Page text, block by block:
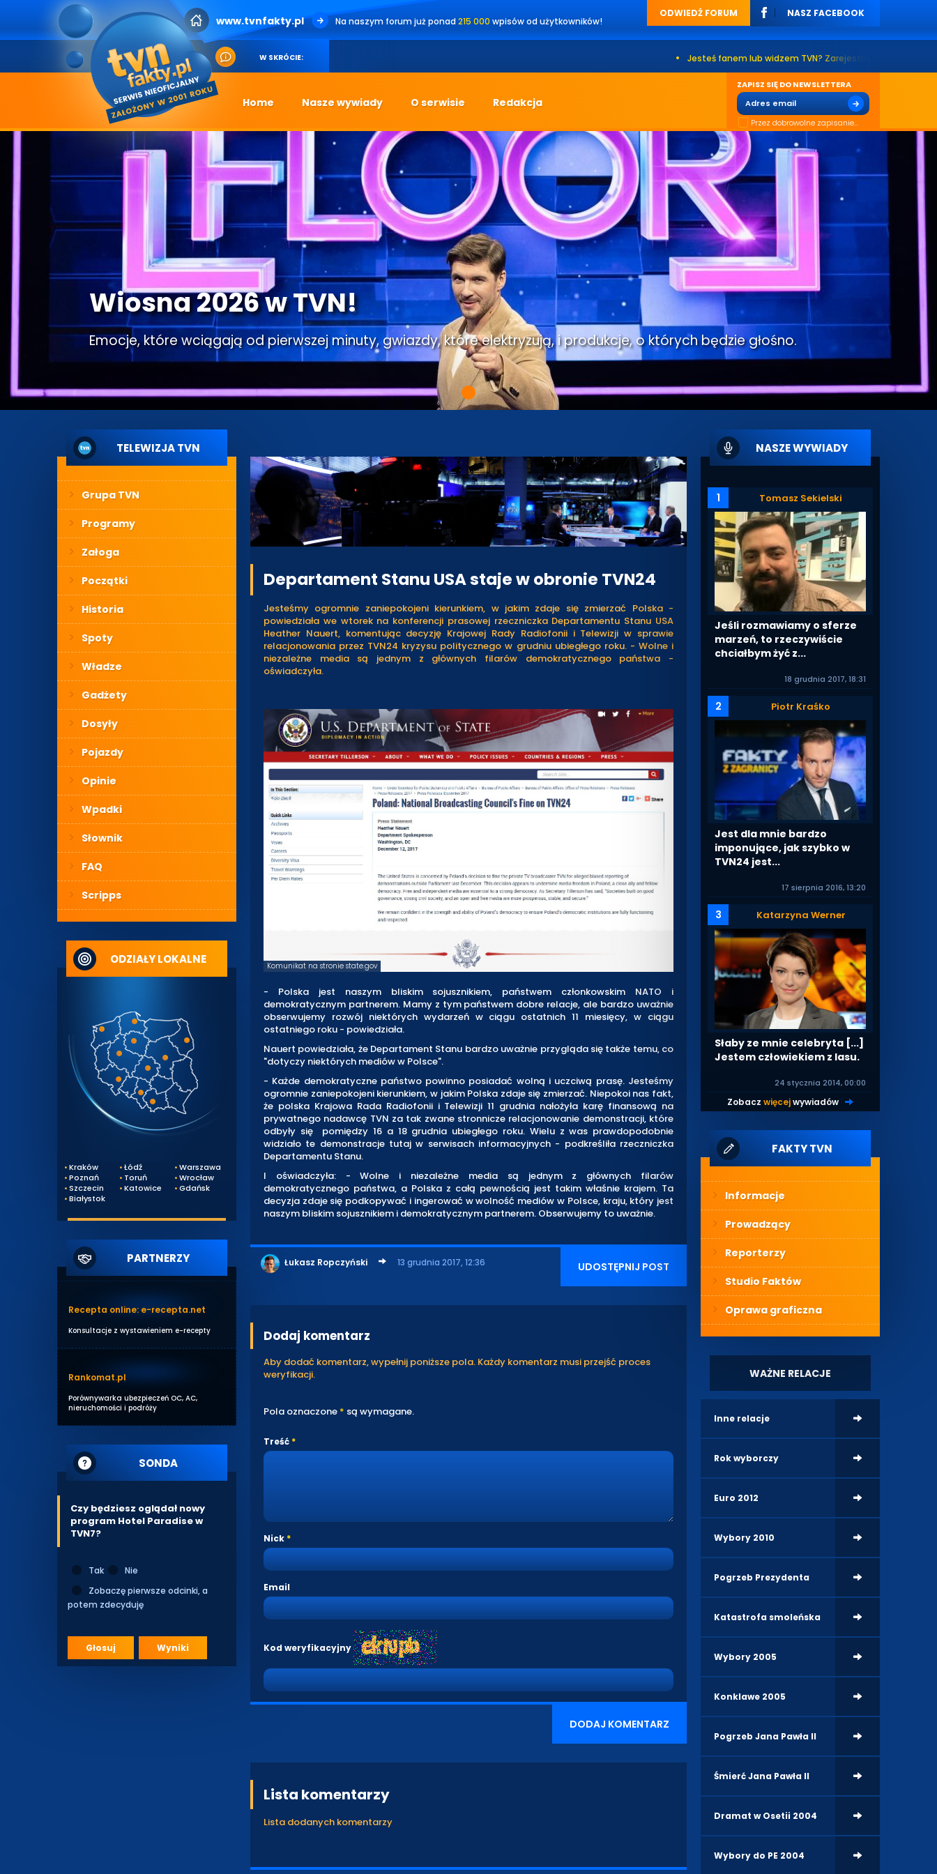
www.tvnfakty.pl Na naszym forum już ponad 215 000 wpisów od użytkowników!
ODWIEDŹ FORUM NASZ FACEBOOK
W SKRÓCIE: Jesteś fanem lub widzem TVN? Zarejestruj się na naszym forum.
Home Nasze wywiady O serwisie Redakcja
ZAPISZ SIĘ DO NEWSLETTERA
Przez dobrowolne zapisanie...
Wiosna 2026 w TVN!
Emocje, które wciągają od pierwszej minuty, gwiazdy, które elektryzują, i produkcje, o których będzie głośno.
TELEWIZJA TVN
Grupa TVN
Programy
Załoga
Początki
Historia
Spoty
Władze
Gadżety
Dosyły
Pojazdy
Opinie
Wpadki
Słownik
FAQ
Scripps
ODZIAŁY LOKALNE
Kraków Łódź
Warszawa
Poznań
Toruń
Wrocław
Szczecin
Katowice
Gdańsk
Białystok
PARTNERZY
Recepta online: e-recepta.net
Konsultacje z wystawieniem e-recepty
Rankomat.pl
Porównywarka ubezpieczeń OC, AC,
nieruchomości i podróży
SONDA
Czy będziesz oglądał nowy
program Hotel Paradise w
TVN7?
Tak
Nie
Zobaczę pierwsze odcinki, a
potem zdecyduję
Głosuj Wyniki
Departament Stanu USA staje w obronie TVN24
Jesteśmy ogromnie zaniepokojeni kierunkiem, w jakim zdaje się zmierzać Polska -
powiedziała we wtorek na konferencji prasowej rzeczniczka Departamentu Stanu USA
Heather Nauert, komentując decyzję Krajowej Rady Radiofonii i Telewizji w sprawie
relacjonowania przez TVN24 kryzysu politycznego w grudniu ubiegłego roku. - Wolne i
niezależne media są jednym z głównych filarów demokratycznego państwa -
oświadczyła.
Komunikat na stronie state.gov
- Polska jest naszym bliskim sojusznikiem, państwem członkowskim NATO i
demokratycznym partnerem. Mamy z tym państwem dobre relacje, ale bardzo uważnie
obserwujemy rozwój niektórych wydarzeń w ciągu ostatnich 11 miesięcy, w ciągu
ostatniego roku - powiedziała.
Nauert powiedziała, że Departament Stanu bardzo uważnie przygląda się także temu, co
"dotyczy niektórych mediów w Polsce".
- Każde demokratyczne państwo powinno posiadać wolną i uczciwą prasę. Jesteśmy
ogromnie zaniepokojeni kierunkiem, w jakim Polska zdaje się zmierzać. Niepokoi nas fakt,
że polska Krajowa Rada Radiofonii i Telewizji 11 grudnia nałożyła karę finansową na
prywatnego nadawcę TVN za tak zwane stronnicze relacjonowanie demonstracji, które
odbyły się pomiędzy 16 a 18 grudnia ubiegłego roku. Wielu z was prawdopodobnie
widziało te demonstracje tutaj w serwisach informacyjnych - podkreśliła rzeczniczka
Departamentu Stanu.
I oświadczyła: - Wolne i niezależne media są jednym z głównych filarów
demokratycznego państwa, a Polska z całą pewnością jest takim właśnie krajem. Ta
decyzja zdaje się podkopywać i ingerować w wolność mediów w Polsce, kraju, który jest
naszym bliskim sojusznikiem i demokratycznym partnerem. Obserwujemy to uważnie.
Łukasz Ropczyński 13 grudnia 2017, 12:36 UDOSTĘPNIJ POST
Dodaj komentarz
Aby dodać komentarz, wypełnij poniższe pola. Każdy komentarz musi przejść proces
weryfikacji.
Pola oznaczone * są wymagane.
Treść
Nick
Email
Kod weryfikacyjny
DODAJ KOMENTARZ
Lista komentarzy
Lista dodanych komentarzy
NASZE WYWIADY
1 Tomasz Sekielski
Jeśli rozmawiamy o sferze
marzeń, to rzeczywiście
chciałbym żyć z...
18 grudnia 2017, 18:31
2 Piotr Kraśko
Jest dla mnie bardzo
imponujące, jak szybko w
TVN24 jest...
17 sierpnia 2016, 13:20
3 Katarzyna Werner
Słaby ze mnie celebryta [...]
Jestem człowiekiem z lasu.
24 stycznia 2014, 00:00
Zobaczwięcejwywiadów |
FAKTY TVN
Informacje
Prowadzący
Reporterzy
Studio Faktów
Oprawa graficzna
WAŻNE RELACJE
Inne relacje
Rok wyborczy
Euro 2012
Wybory 2010
Pogrzeb Prezydenta
Katastrofa smoleńska
Wybory 2005
Konklawe 2005
Pogrzeb Jana Pawła II
Śmierć Jana Pawła II
Dramat w Osetii 2004
Wybory do PE 2004